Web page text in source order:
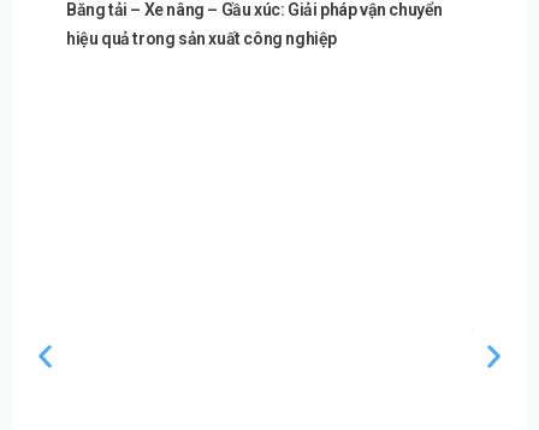
Băng tải – Xe nâng – Gầu xúc: Giải pháp vận chuyển
hiệu quả trong sản xuất công nghiệp